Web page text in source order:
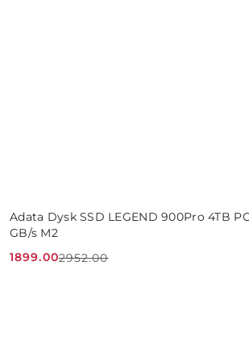
Adata Dysk SSD LEGEND 900Pro 4TB
GB/s M2
Cena
1899.00
Cena
2952.00